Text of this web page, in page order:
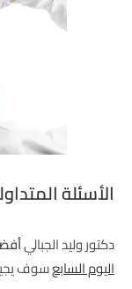
الأسئلة
دكتور وليد الجبالي
اليوم السابعسوف